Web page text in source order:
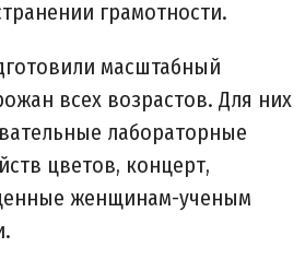
грамотности.
масштабный
всех возрастов. Для них
лабораторные
цветов, концерт,
женщинам-ученым